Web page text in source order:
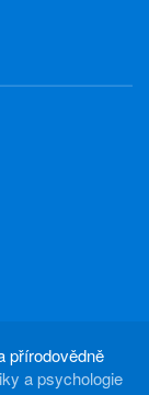
přírodovědně
a psychologie